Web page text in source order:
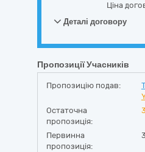
Ціна
Деталі договору
Пропозиції Учасників
Пропозицію подав:
Остаточна
пропозиція:
Первинна
пропозиція: